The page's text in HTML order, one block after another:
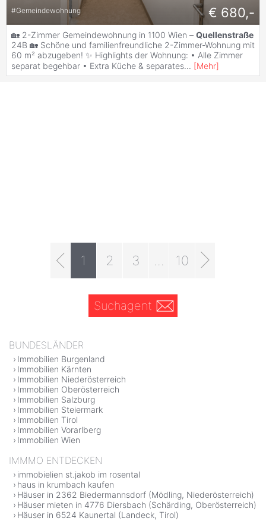
#Gemeindewohnung € 680,-
🏡 2-Zimmer Gemeindewohnung in 1100 Wien – Quellenstraße
24B 🏡 Schöne und familienfreundliche 2-Zimmer-Wohnung mit
60 m² abzugeben! ✨ Highlights der Wohnung: • Alle Zimmer
separat begehbar • Extra Küche & separates... [Mehr]
1 2 3 10
Suchagent
BUNDESLÄNDER
Immobilien Burgenland
Immobilien Kärnten
Immobilien Niederösterreich
Immobilien Oberösterreich
Immobilien Salzburg
Immobilien Steiermark
Immobilien Tirol
Immobilien Vorarlberg
Immobilien Wien
IMMMO ENTDECKEN
immobielien st.jakob im rosental
haus in krumbach kaufen
Häuser in 2362 Biedermannsdorf (Mödling, Niederösterreich)
Häuser mieten in 4776 Diersbach (Schärding, Oberösterreich)
Häuser in 6524 Kaunertal (Landeck, Tirol)